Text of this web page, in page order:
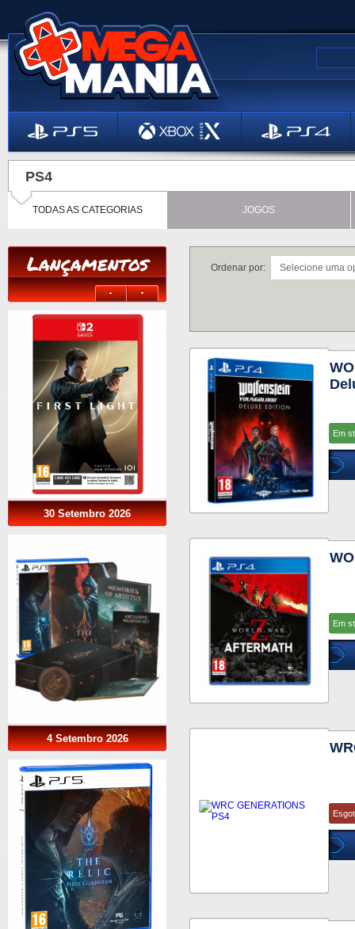
PS4
TODAS AS CATEGORIAS JOGOS
Lançamentos
30 Setembro 2026
4 Setembro 2026
Ordenar por:
Em
Em